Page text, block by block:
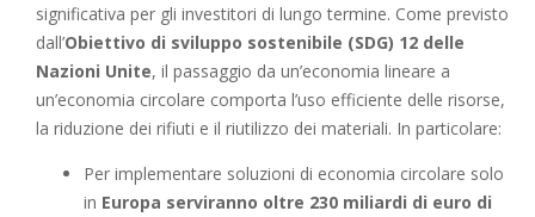
significativa per gli investitori di lungo termine. Come previsto
dall’Obiettivo di sviluppo sostenibile (SDG) 12 delle
Nazioni Unite, il passaggio da un’economia lineare a
un’economia circolare comporta l’uso efficiente delle risorse,
la riduzione dei rifiuti e il riutilizzo dei materiali. In particolare:
Per implementare soluzioni di economia circolare solo
in Europa serviranno oltre 230 miliardi di euro di